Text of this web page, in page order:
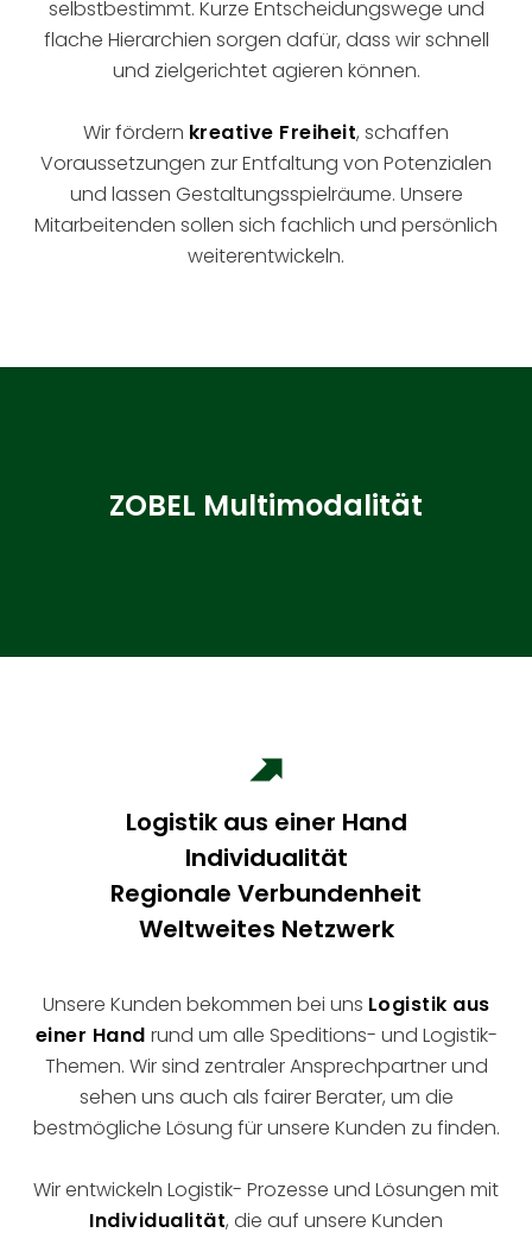
selbstbestimmt. Kurze Entscheidungswege und
flache Hierarchien sorgen dafür, dass wir schnell
und zielgerichtet agieren können.
Wir fördern kreative Freiheit, schaffen
Voraussetzungen zur Entfaltung von Potenzialen
und lassen Gestaltungsspielräume. Unsere
Mitarbeitenden sollen sich fachlich und persönlich
weiterentwickeln.
ZOBEL Multimodalität
Logistik aus einer Hand
Individualität
Regionale Verbundenheit
Weltweites Netzwerk
Unsere Kunden bekommen bei uns Logistik aus
einer Hand rund um alle Speditions- und Logistik-
Themen. Wir sind zentraler Ansprechpartner und
sehen uns auch als fairer Berater, um die
bestmögliche Lösung für unsere Kunden zu finden.
Wir entwickeln Logistik- Prozesse und Lösungen mit
Individualität, die auf unsere Kunden